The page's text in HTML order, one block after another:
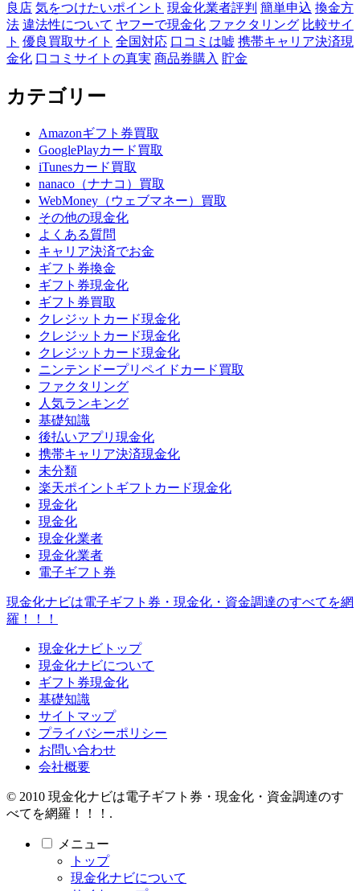
良店 気をつけたいポイント 現金化業者評判 簡単申込 換金方
法 違法性について ヤフーで現金化 ファクタリング 比較サイ
ト 優良買取サイト 全国対応 口コミは嘘 携帯キャリア決済現
金化 口コミサイトの真実 商品券購入 貯金
カテゴリー
Amazonギフト券買取
GooglePlayカード買取
iTunesカード買取
nanaco（ナナコ）買取
WebMoney（ウェブマネー）買取
その他の現金化
よくある質問
キャリア決済でお金
ギフト券換金
ギフト券現金化
ギフト券買取
クレジットカード現金化
クレジットカード現金化
クレジットカード現金化
ニンテンドープリペイドカード買取
ファクタリング
人気ランキング
基礎知識
後払いアプリ現金化
携帯キャリア決済現金化
未分類
楽天ポイントギフトカード現金化
現金化
現金化
現金化業者
現金化業者
電子ギフト券
現金化ナビは電子ギフト券・現金化・資金調達のすべてを網
羅！！！
現金化ナビトップ
現金化ナビについて
ギフト券現金化
基礎知識
サイトマップ
プライバシーポリシー
お問い合わせ
会社概要
© 2010 現金化ナビは電子ギフト券・現金化・資金調達のす
べてを網羅！！！.
メニュー
トップ
現金化ナビについて